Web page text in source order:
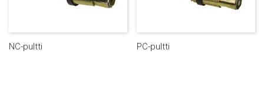
NC-pultti PC-pultti